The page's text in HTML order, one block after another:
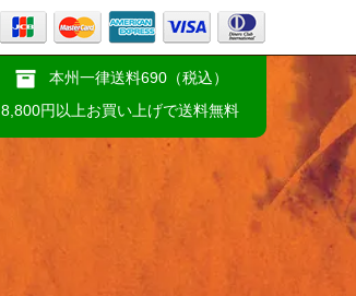
本州一律送料690（税込）
8,800円以上お買い上げで送料無料